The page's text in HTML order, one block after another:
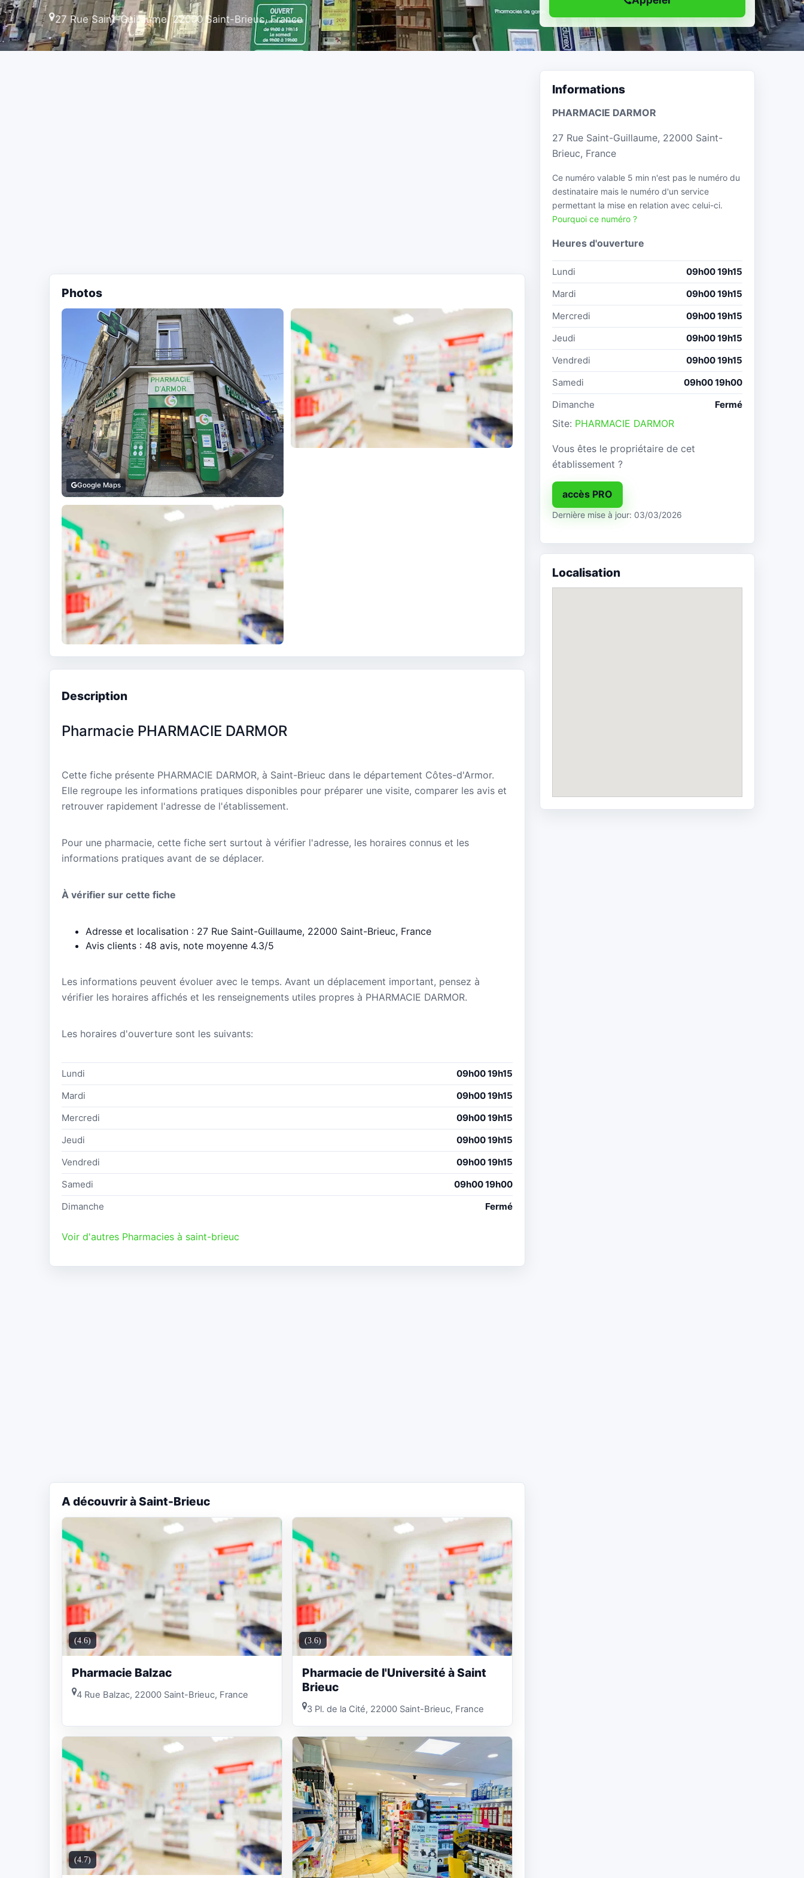
27 Rue Saint-Guillaume, 22000 Saint-Brieuc, France
Photos
Google Maps
Description
Pharmacie PHARMACIE DARMOR
Cette fiche présente PHARMACIE DARMOR, à Saint-Brieuc dans le département Côtes-d'Armor.
Elle regroupe les informations pratiques disponibles pour préparer une visite, comparer les avis et
retrouver rapidement l'adresse de l'établissement.
Pour une pharmacie, cette fiche sert surtout à vérifier l'adresse, les horaires connus et les
informations pratiques avant de se déplacer.
À vérifier sur cette fiche
Adresse et localisation : 27 Rue Saint-Guillaume, 22000 Saint-Brieuc, France
Avis clients : 48 avis, note moyenne 4.3/5
Les informations peuvent évoluer avec le temps. Avant un déplacement important, pensez à
vérifier les horaires affichés et les renseignements utiles propres à PHARMACIE DARMOR.
Les horaires d'ouverture sont les suivants:
Lundi
09h00 19h15
Mardi
09h00 19h15
Mercredi
09h00 19h15
Jeudi
09h00 19h15
Vendredi
09h00 19h15
Samedi
09h00 19h00
Dimanche
Fermé
Voir d'autres Pharmacies à saint-brieuc
A découvrir à Saint-Brieuc
(4.6)
Pharmacie Balzac
4 Rue Balzac, 22000 Saint-Brieuc, France
(3.6)
Pharmacie de l'Université à Saint
Brieuc
3 Pl. de la Cité, 22000 Saint-Brieuc, France
(4.7)
Informations
PHARMACIE DARMOR
27 Rue Saint-Guillaume, 22000 Saint-
Brieuc, France
Ce numéro valable 5 min n'est pas le numéro du
destinataire mais le numéro d'un service
permettant la mise en relation avec celui-ci.
Pourquoi ce numéro ?
Heures d'ouverture
Lundi
09h00 19h15
Mardi
09h00 19h15
Mercredi
09h00 19h15
Jeudi
09h00 19h15
Vendredi
09h00 19h15
Samedi
09h00 19h00
Dimanche
Fermé
Site: PHARMACIE DARMOR
Vous êtes le propriétaire de cet
établissement ?
accès PRO
Dernière mise à jour: 03/03/2026
Localisation